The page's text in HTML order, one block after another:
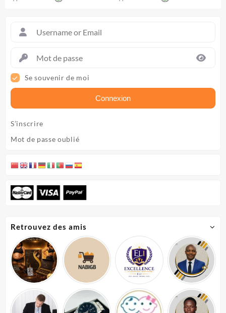
Se souvenir de moi
Connexion
S’inscrire
Mot de passe oublié
Retrouvez des amis